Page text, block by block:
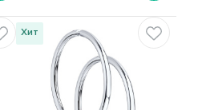
Хит